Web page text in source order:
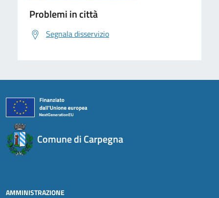
Problemi in città
Segnala disservizio
Comune di Carpegna
AMMINISTRAZIONE